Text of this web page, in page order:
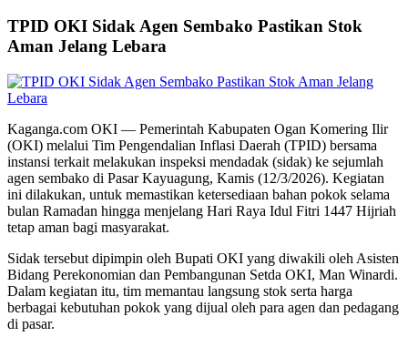
TPID OKI Sidak Agen Sembako Pastikan Stok
Aman Jelang Lebara
Kaganga.com OKI — Pemerintah Kabupaten Ogan Komering Ilir
(OKI) melalui Tim Pengendalian Inflasi Daerah (TPID) bersama
instansi terkait melakukan inspeksi mendadak (sidak) ke sejumlah
agen sembako di Pasar Kayuagung, Kamis (12/3/2026). Kegiatan
ini dilakukan, untuk memastikan ketersediaan bahan pokok selama
bulan Ramadan hingga menjelang Hari Raya Idul Fitri 1447 Hijriah
tetap aman bagi masyarakat.
Sidak tersebut dipimpin oleh Bupati OKI yang diwakili oleh Asisten
Bidang Perekonomian dan Pembangunan Setda OKI, Man Winardi.
Dalam kegiatan itu, tim memantau langsung stok serta harga
berbagai kebutuhan pokok yang dijual oleh para agen dan pedagang
di pasar.